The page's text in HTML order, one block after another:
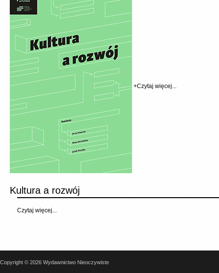
+Czytaj więcej...
Kultura a rozwój
Czytaj więcej...
Copyright © 2026 Wydawnictwo Nieoczywiste